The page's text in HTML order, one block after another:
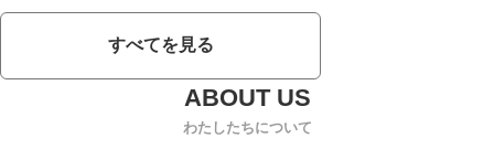
すべてを見る
わたしたちについて